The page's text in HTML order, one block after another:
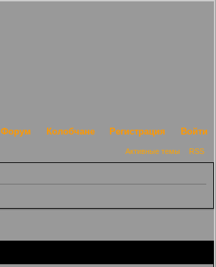
Форум Колобчане Регистрация Войти
Активные темы RSS